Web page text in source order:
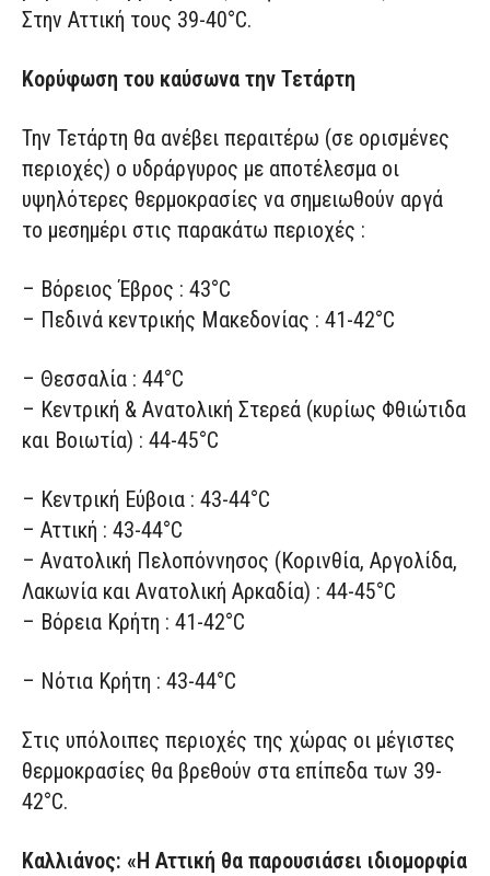
Στην Αττική τους 39-40°C.
Κορύφωση του καύσωνα την Τετάρτη
Την Τετάρτη θα ανέβει περαιτέρω (σε ορισμένες
περιοχές) ο υδράργυρος με αποτέλεσμα οι
υψηλότερες θερμοκρασίες να σημειωθούν αργά
το μεσημέρι στις παρακάτω περιοχές :
– Βόρειος Έβρος : 43°C
– Πεδινά κεντρικής Μακεδονίας : 41-42°C
– Θεσσαλία : 44°C
– Κεντρική & Ανατολική Στερεά (κυρίως Φθιώτιδα
και Βοιωτία) : 44-45°C
– Κεντρική Εύβοια : 43-44°C
– Αττική : 43-44°C
– Ανατολική Πελοπόννησος (Κορινθία, Αργολίδα,
Λακωνία και Ανατολική Αρκαδία) : 44-45°C
– Βόρεια Κρήτη : 41-42°C
– Νότια Κρήτη : 43-44°C
Στις υπόλοιπες περιοχές της χώρας οι μέγιστες
θερμοκρασίες θα βρεθούν στα επίπεδα των 39-
42°C.
Καλλιάνος: «Η Αττική θα παρουσιάσει ιδιομορφία